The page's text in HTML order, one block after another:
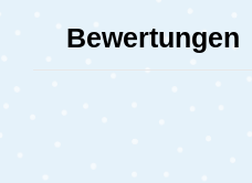
Bewertungen